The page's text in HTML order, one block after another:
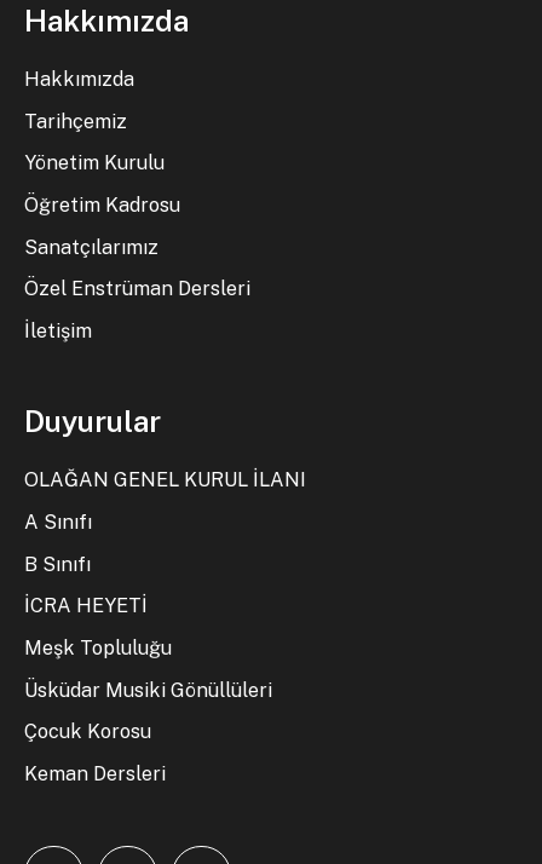
Hakkımızda
Hakkımızda
Tarihçemiz
Yönetim Kurulu
Öğretim Kadrosu
Sanatçılarımız
Özel Enstrüman Dersleri
İletişim
Duyurular
OLAĞAN GENEL KURUL İLANI
A Sınıfı
B Sınıfı
İCRA HEYETİ
Meşk Topluluğu
Üsküdar Musiki Gönüllüleri
Çocuk Korosu
Keman Dersleri